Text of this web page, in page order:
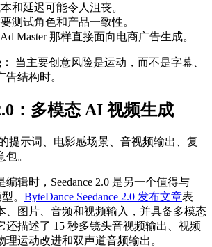
和延迟可能令人沮丧。
测试角色和产品一致性。
Master 那样直接面向电商广告生成。
当主要创意风险是运动，而不是字幕、
结构时。
：多模态 AI 视频生成
提示词、电影感场景、音视频输出、复
。
辑时，Seedance 2.0 是另一个值得与
。 ByteDance Seedance 2.0 发布文章表
、图片、音频和视频输入，并具备多模态
还描述了 15 秒多镜头音视频输出、视频
运动改进和双声道音频输出。